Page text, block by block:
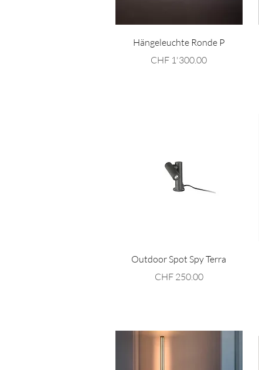
Schnellansicht
Hängeleuchte Ronde P
Preis
CHF 1'300.00
Schnellansicht
Outdoor Spot Spy Terra
Preis
CHF 250.00